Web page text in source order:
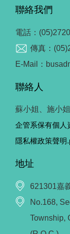
聯絡我們
電話：
傳真：
E-Mail：
聯絡人
蘇小姐、施小
企管系保有個人
隱私權政策聲明
地址
621301嘉
No.168,
Township,